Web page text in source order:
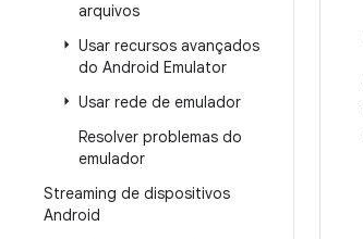
arquivos
Usar recursos avançados
do Android Emulator
Usar rede de emulador
Resolver problemas do
emulador
Streaming de dispositivos
Android